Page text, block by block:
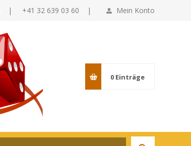
Mein Konto
| +41 32 639 03 60 |
0 Einträge